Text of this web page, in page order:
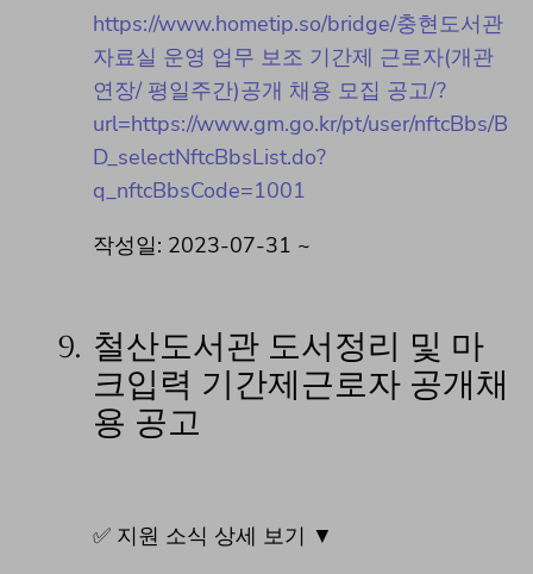
https://www.hometip.so/bridge/충현도서관
자료실 운영 업무 보조 기간제 근로자(개관
연장/ 평일주간)공개 채용 모집 공고/?
url=https://www.gm.go.kr/pt/user/nftcBbs/B
D_selectNftcBbsList.do?
q_nftcBbsCode=1001
작성일: 2023-07-31 ~
9. 철산도서관 도서정리 및 마
크입력 기간제근로자 공개채
용 공고
✅ 지원 소식 상세 보기 ▼